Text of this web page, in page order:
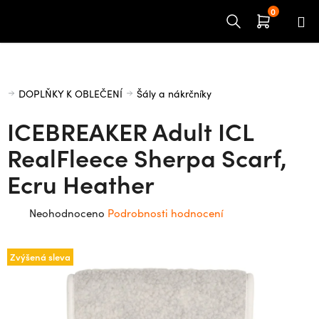
Domů
DOPLŇKY K OBLEČENÍ Šály a nákrčníky
ICEBREAKER Adult ICL
RealFleece Sherpa Scarf,
Ecru Heather
Průměrné
produktu
je
Neohodnoceno Podrobnosti hodnocení
Zvýšená sleva